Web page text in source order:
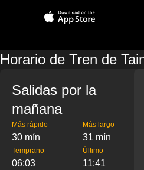
Horario de Tren de
Salidas por la
mañana
Más rápido
30 mín
Más largo
31 mín
Temprano
06:03
Último
11:41